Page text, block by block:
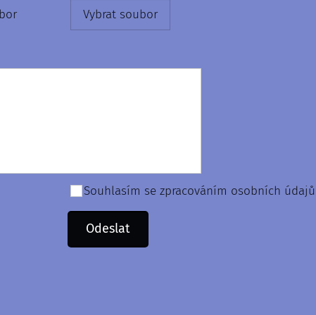
Vybrat soubor
Souhlasím se zpracováním osobních údajů
Odeslat